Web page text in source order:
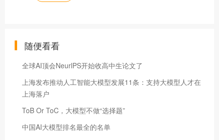
随便看看
全球AI顶会NeurlPS开始收高中生论文了
上海发布推动人工智能大模型发展11条：支持大模型人才在
上海落户
ToB Or ToC，大模型不做“选择题”
中国AI大模型排名最全的名单